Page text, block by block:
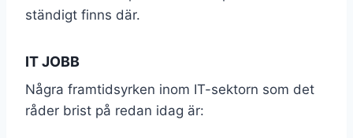
ständigt finns där.
IT JOBB
Några framtidsyrken inom IT-sektorn som det
råder brist på redan idag är: